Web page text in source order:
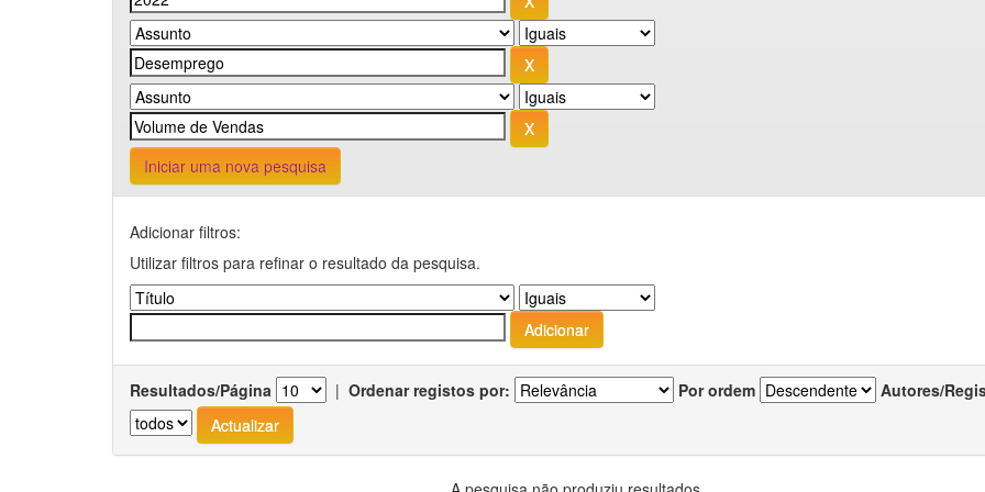
Iniciar uma nova pesquisa
Adicionar filtros:
Utilizar filtros para refinar o resultado da pesquisa.
Resultados/Página | Ordenar registos por: Por ordem Autores/